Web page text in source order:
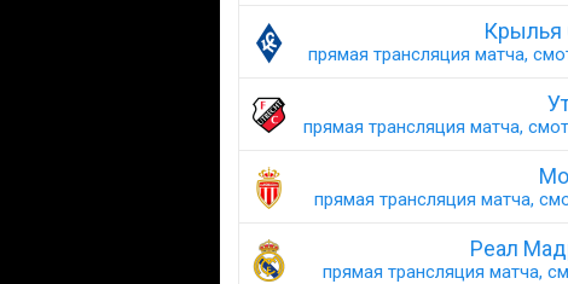
Крылья
прямая трансляция матча,
прямая трансляция матча,
прямая трансляция матча,
Реал
прямая трансляция матча,